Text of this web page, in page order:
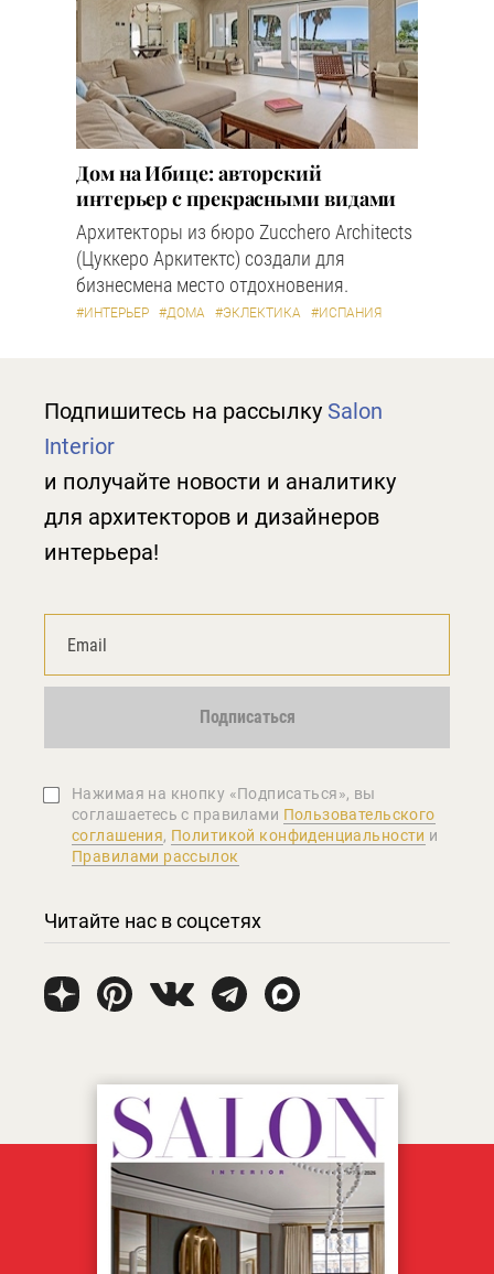
Дом на Ибице: авторский
интерьер с прекрасными видами
Архитекторы из бюро Zucchero Architects
(Цуккеро Аркитектс) создали для
бизнесмена место отдохновения.
#ИНТЕРЬЕР #ДОМА #ЭКЛЕКТИКА #ИСПАНИЯ
Подпишитесь на рассылку Salon
Interior
и получайте новости и аналитику
для архитекторов и дизайнеров
интерьера!
Подписаться
Нажимая на кнопку «Подписаться», вы
соглашаетеcь с правилами Пользовательского
соглашения, Политикой конфиденциальности и
Правилами рассылок
Читайте нас в соцсетях